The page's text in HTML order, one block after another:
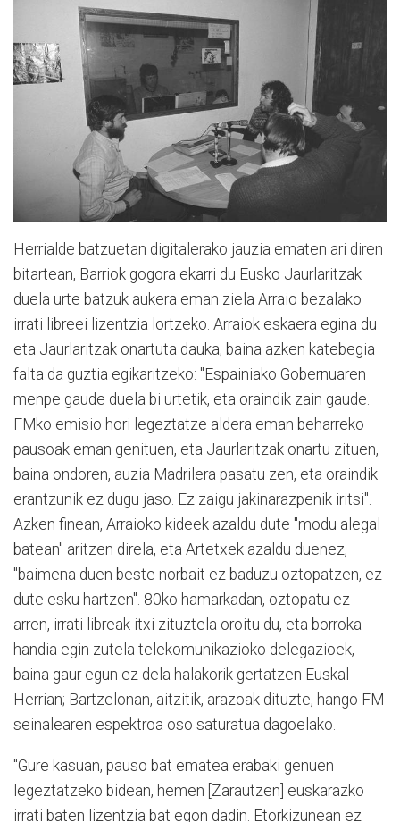
Herrialde batzuetan digitalerako jauzia ematen ari diren
bitartean, Barriok gogora ekarri du Eusko Jaurlaritzak
duela urte batzuk aukera eman ziela Arraio bezalako
irrati libreei lizentzia lortzeko. Arraiok eskaera egina du
eta Jaurlaritzak onartuta dauka, baina azken katebegia
falta da guztia egikaritzeko: "Espainiako Gobernuaren
menpe gaude duela bi urtetik, eta oraindik zain gaude.
FMko emisio hori legeztatze aldera eman beharreko
pausoak eman genituen, eta Jaurlaritzak onartu zituen,
baina ondoren, auzia Madrilera pasatu zen, eta oraindik
erantzunik ez dugu jaso. Ez zaigu jakinarazpenik iritsi".
Azken finean, Arraioko kideek azaldu dute "modu alegal
batean" aritzen direla, eta Artetxek azaldu duenez,
"baimena duen beste norbait ez baduzu oztopatzen, ez
dute esku hartzen". 80ko hamarkadan, oztopatu ez
arren, irrati libreak itxi zituztela oroitu du, eta borroka
handia egin zutela telekomunikazioko delegazioek,
baina gaur egun ez dela halakorik gertatzen Euskal
Herrian; Bartzelonan, aitzitik, arazoak dituzte, hango FM
seinalearen espektroa oso saturatua dagoelako.
"Gure kasuan, pauso bat ematea erabaki genuen
legeztatzeko bidean, hemen [Zarautzen] euskarazko
irrati baten lizentzia bat egon dadin. Etorkizunean ez